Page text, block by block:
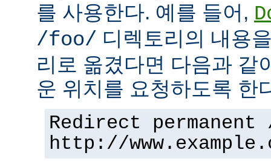
를 사용한다. 예를 들어,
/foo/ 디렉토리의 내용
리로 옮겼다면 다음과 같
운 위치를 요청하도록 한
Redirect
http://